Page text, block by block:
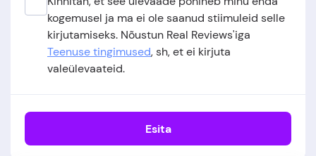
kogemusel ja ma ei ole saanud stiimuleid selle
kirjutamiseks. Nõustun Real Reviews'iga
Teenuse tingimused, sh, et ei kirjuta
valeülevaateid.
Esita